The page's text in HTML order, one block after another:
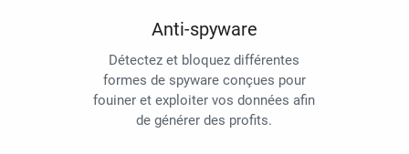
Anti-spyware
Détectez et bloquez différentes
formes de spyware conçues pour
fouiner et exploiter vos données afin
de générer des profits.